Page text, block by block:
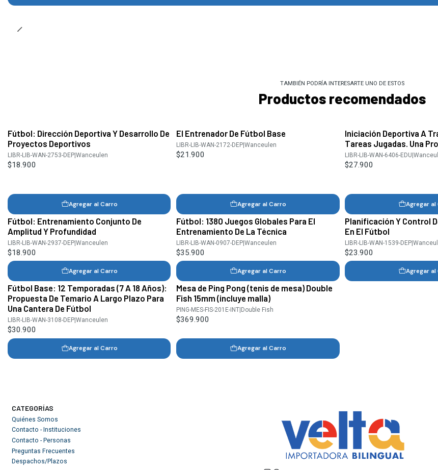
TAMBIÉN PODRÍA INTERESARTE UNO DE ESTOS
Productos recomendados
Fútbol: Dirección Deportiva Y Desarrollo De
Proyectos Deportivos
LIBR-LIB-WAN-2753-DEP| Wanceulen
$18.900
Agregar al Carro
El Entrenador De Fútbol Base
LIBR-LIB-WAN-2172-DEP| Wanceulen
$21.900
Agregar al Carro
Iniciación Deportiva A
Tareas Jugadas. Una
LIBR-LIB-WAN-6406-EDU |
$27.900
Agregar al
Fútbol: Entrenamiento Conjunto De
Amplitud Y Profundidad
LIBR-LIB-WAN-2937-DEP|Wanceulen
$18.900
Agregar al Carro
Fútbol: 1380 Juegos Globales Para El
Entrenamiento De La Técnica
LIBR-LIB-WAN-0907-DEP|Wanceulen
$35.900
Agregar al Carro
Planificación Y Control
En El Fútbol
LIBR-LIB-WAN-1539-DEP|
$23.900
Agregar al
Fútbol Base: 12 Temporadas (7 A 18 Años):
Propuesta De Temario A Largo Plazo Para
Una Cantera De Fútbol
LIBR-LIB-WAN-3108-DEP| Wanceulen
$30.900
Agregar al Carro
Mesa de Ping Pong (tenis de mesa) Double
Fish 15mm (incluye malla)
PING-MES-FIS-201E-INT| Double Fish
$369.900
Agregar al Carro
CATEGORÍAS
Quiénes Somos
Contacto - Instituciones
Contacto - Personas
Preguntas Frecuentes
Despachos/Plazos